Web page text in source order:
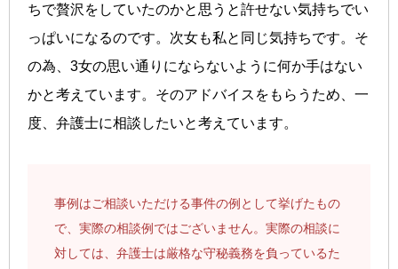
ちで贅沢をしていたのかと思うと許せない気持ちでい
っぱいになるのです。次女も私と同じ気持ちです。そ
の為、3女の思い通りにならないように何か手はない
かと考えています。そのアドバイスをもらうため、一
度、弁護士に相談したいと考えています。
事例はご相談いただける事件の例として挙げたもの
で、実際の相談例ではございません。実際の相談に
対しては、弁護士は厳格な守秘義務を負っているた